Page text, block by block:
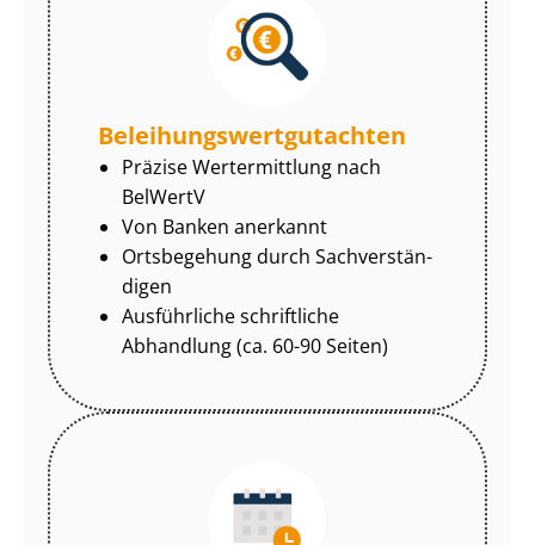
Be­lei­hungs­wert­gut­ach­ten
Präzise Wertermittlung nach
BelWertV
Von Banken anerkannt
Ortsbegehung durch Sach­ver­stän­
di­gen
Ausführliche schriftliche
Abhandlung (ca. 60-90 Seiten)